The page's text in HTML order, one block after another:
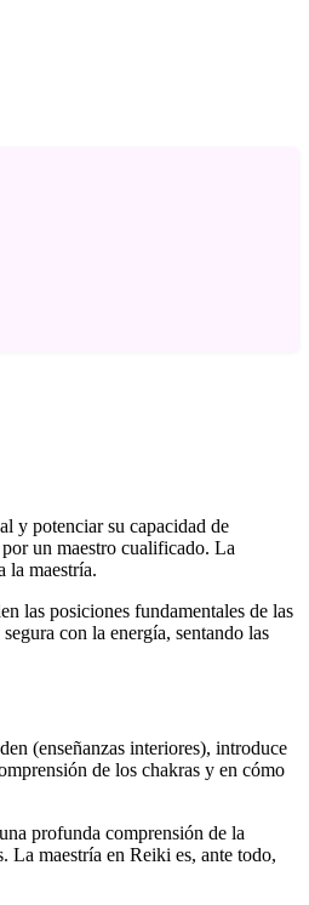
y potenciar su capacidad de
un maestro cualificado. La
la maestría.
las posiciones fundamentales de las
con la energía, sentando las
(enseñanzas interiores), introduce
de los chakras y en cómo
profunda comprensión de la
La maestría en Reiki es, ante todo,